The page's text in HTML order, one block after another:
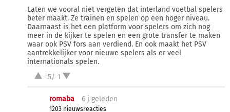
Laten we vooral niet vergeten dat interland voetbal spelers
beter maakt. Ze trainen en spelen op een hoger niveau.
Daarnaast is het een platform voor spelers om zich nog
meer in de kijker te spelen en een grote transfer te maken
waar ook PSV fors aan verdiend. En ook maakt het PSV
aantrekkelijker voor nieuwe spelers als er veel
internationals spelen.
+5/-1
romaba 6 j geleden
1203 nieuwsreacties